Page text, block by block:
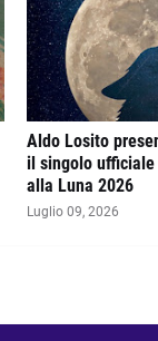
Aldo Losito
il singolo
alla Luna 2026
Luglio 09, 2026